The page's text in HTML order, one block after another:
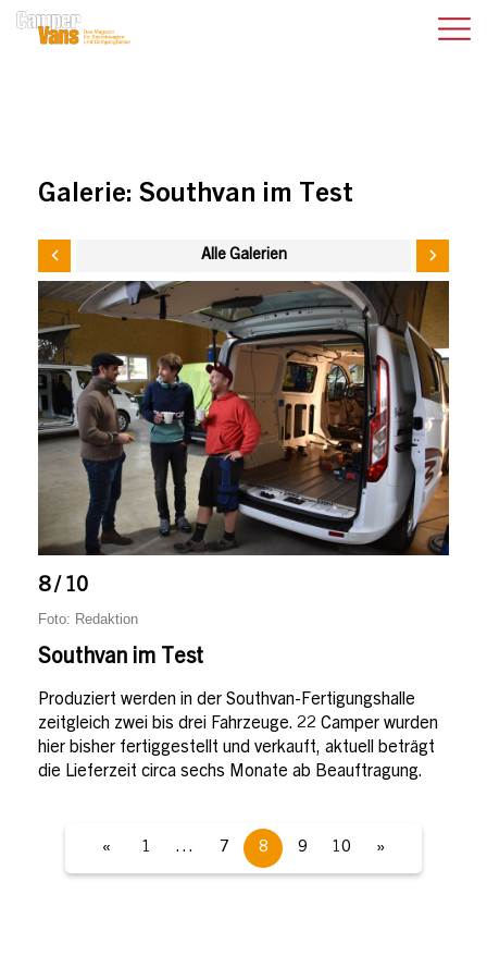
Galerie: Southvan im Test
Alle Galerien
8 / 10
Foto: Redaktion
Southvan im Test
Produziert werden in der Southvan-Fertigungshalle
zeitgleich zwei bis drei Fahrzeuge. 22 Camper wurden
hier bisher fertiggestellt und verkauft, aktuell beträgt
die Lieferzeit circa sechs Monate ab Beauftragung.
« 1 … 7 8 9 10 »